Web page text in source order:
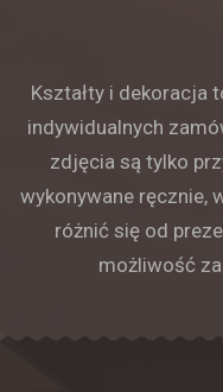
Kształty i dekoracja
indywidualnych
zdjęcia są tylko
wykonywane ręcznie,
różnić się od
możliwość